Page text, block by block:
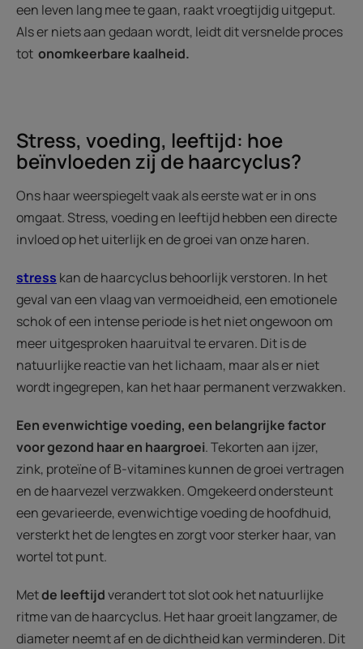
een leven lang mee te gaan, raakt vroegtijdig uitgeput.
Als er niets aan gedaan wordt, leidt dit versnelde proces
tot onomkeerbare kaalheid.
Stress, voeding, leeftijd: hoe
beïnvloeden zij de haarcyclus?
Ons haar weerspiegelt vaak als eerste wat er in ons
omgaat. Stress, voeding en leeftijd hebben een directe
invloed op het uiterlijk en de groei van onze haren.
stress kan de haarcyclus behoorlijk verstoren. In het
geval van een vlaag van vermoeidheid, een emotionele
schok of een intense periode is het niet ongewoon om
meer uitgesproken haaruitval te ervaren. Dit is de
natuurlijke reactie van het lichaam, maar als er niet
wordt ingegrepen, kan het haar permanent verzwakken.
Een evenwichtige voeding, een belangrijke factor
voor gezond haar en haargroei. Tekorten aan ijzer,
zink, proteïne of B-vitamines kunnen de groei vertragen
en de haarvezel verzwakken. Omgekeerd ondersteunt
een gevarieerde, evenwichtige voeding de hoofdhuid,
versterkt het de lengtes en zorgt voor sterker haar, van
wortel tot punt.
Metde leeftijdverandert tot slot ook het natuurlijke
ritme van de haarcyclus. Het haar groeit langzamer, de
diameter neemt af en de dichtheid kan verminderen. Dit